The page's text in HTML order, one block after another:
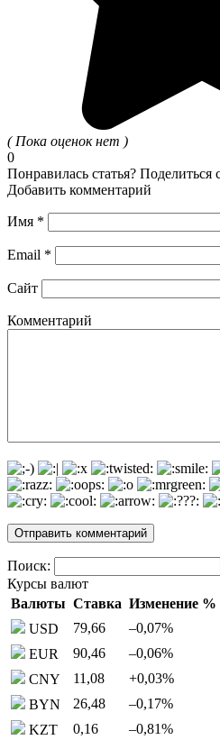
( Пока оценок нет )
0
Понравилась статья? Поделиться
Добавить комментарий
Имя *
Email *
Сайт
Комментарий
Поиск:
Курсы валют
Валюты Ставка Изменение %
USD
79,66 –0,07%
EUR
90,46 –0,06%
CNY
11,08 +0,03%
BYN
26,48 –0,17%
KZT
0,16 –0,81%